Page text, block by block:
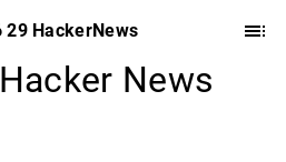
29 HackerNews
News